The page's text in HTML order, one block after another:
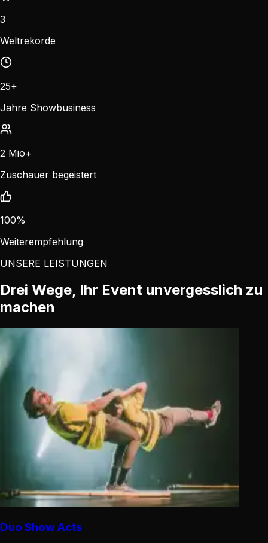
3
Weltrekorde
25+
Jahre Showbusiness
2 Mio+
Zuschauer begeistert
100%
Weiterempfehlung
UNSERE LEISTUNGEN
Drei Wege, Ihr Event unvergesslich zu
machen
Duo Show Acts